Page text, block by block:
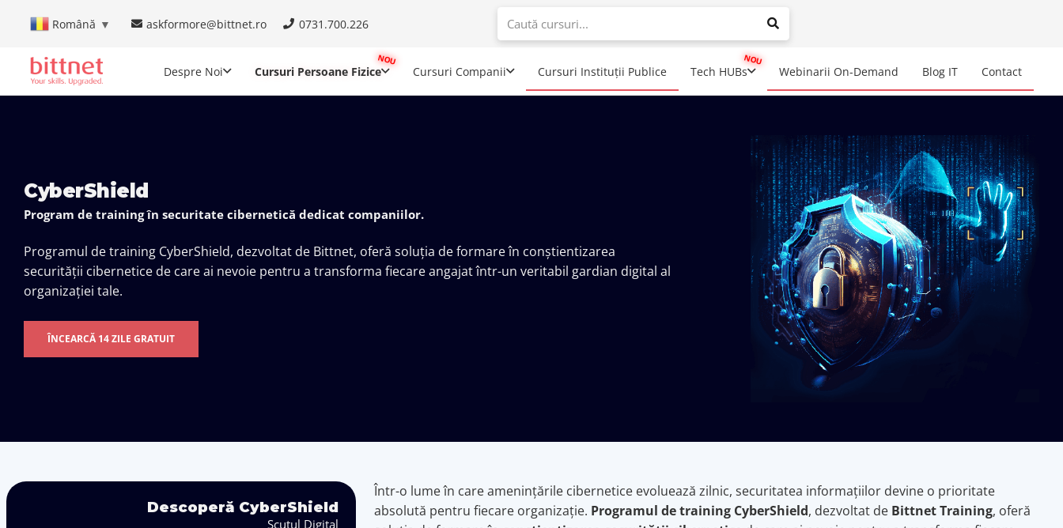
Română ▼ askformore@bittnet.ro 0731.700.226
When autocomplete results are available use up and down arrows to
Despre Noi Cursuri Persoane Fizice Cursuri Companii Cursuri Instituții Publice Tech HUBs Webinarii On-Demand Blog IT Contact
CyberShield
Program de training în securitate cibernetică dedicat companiilor.
Programul de training CyberShield, dezvoltat de Bittnet, oferă soluția de formare în conștientizarea
securității cibernetice de care ai nevoie pentru a transforma fiecare angajat într-un veritabil gardian digital al
organizației tale.
ÎNCEARCĂ 14 ZILE GRATUIT
Descoperă CyberShield
Scutul Digital
Într-o lume în care amenințările cibernetice evoluează zilnic, securitatea informațiilor devine o prioritate
absolută pentru fiecare organizație. Programul de training CyberShield, dezvoltat de Bittnet Training, oferă